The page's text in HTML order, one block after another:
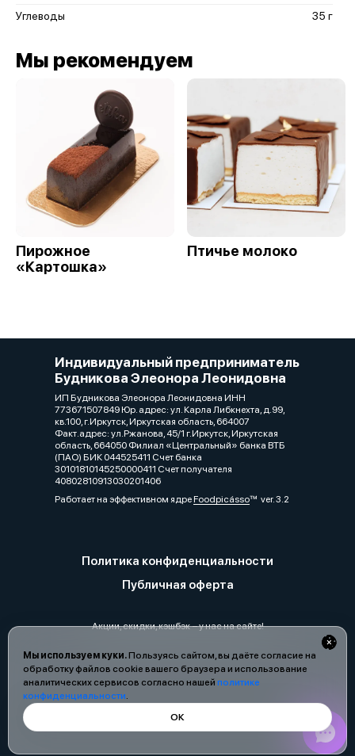
Мы используем куки.Пользуясь сайтом, вы даёте согласие на
обработку файлов cookie вашего браузера и использование
аналитических сервисов согласно нашей политике
конфиденциальности.
ОК
Углеводы
35 г
Мы рекомендуем
Пирожное
«Картошка»
Птичье молоко
Индивидуальный предприниматель
Будникова Элеонора Леонидовна
ИП Будникова Элеонора Леонидовна ИНН
773671507849 Юр. адрес: ул. Карла Либкнехта, д.99,
кв.100, г.Иркутск, Иркутская область, 664007
Факт.адрес: ул.Ржанова, 45/1 г.Иркутск, Иркутская
область, 664050 Филиал «Центральный» банка ВТБ
(ПАО) БИК 044525411 Счет банка
30101810145250000411 Счет получателя
40802810913030201406
Работает на эффективном ядреFoodpicássover. 3.2
Политика конфиденциальности
Публичная оферта
Акции, скидки, кэшбэк − у нас на сайте!